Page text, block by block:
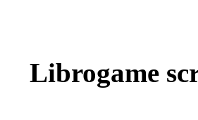
Librogame